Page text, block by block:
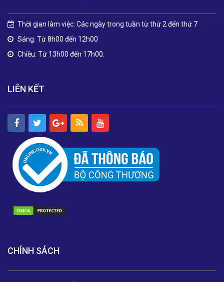
Thời gian làm việc: Các ngày trong tuần từ thứ 2 đến thứ 7
Sáng: Từ 8h00 đến 12h00
Chiều: Từ 13h00 đến 17h00.
LIÊN KẾT
CHÍNH SÁCH